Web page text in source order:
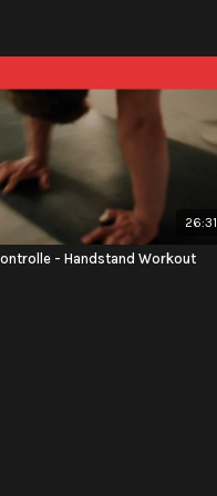
26:31
- Handstand Workout